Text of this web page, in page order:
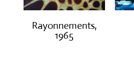
Rayonnements,
1965